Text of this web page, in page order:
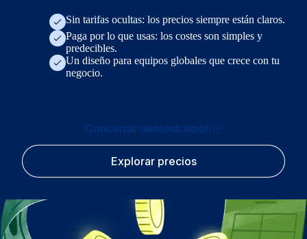
Sin tarifas ocultas: los precios siempre están claros.
Paga por lo que usas: los costes son simples y
predecibles.
Un diseño para equipos globales que crece con tu
negocio.
Concertar demostración
Explorar precios